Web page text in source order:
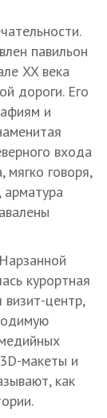
павильон
XX века
дороги. Его
и
входа
мягко говоря,
арматура
курортная
центр,
макеты и
как